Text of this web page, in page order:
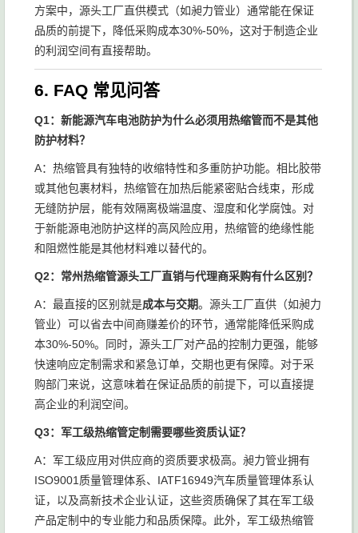
方案中，源头工厂直供模式（如昶力管业）通常能在保证
品质的前提下，降低采购成本30%-50%，这对于制造企业
的利润空间有直接帮助。
6. FAQ 常见问答
Q1：新能源汽车电池防护为什么必须用热缩管而不是其他
防护材料？
A：热缩管具有独特的收缩特性和多重防护功能。相比胶带
或其他包裹材料，热缩管在加热后能紧密贴合线束，形成
无缝防护层，能有效隔离极端温度、湿度和化学腐蚀。对
于新能源电池防护这样的高风险应用，热缩管的绝缘性能
和阻燃性能是其他材料难以替代的。
Q2：常州热缩管源头工厂直销与代理商采购有什么区别？
A：最直接的区别就是成本与交期。源头工厂直供（如昶力
管业）可以省去中间商赚差价的环节，通常能降低采购成
本30%-50%。同时，源头工厂对产品的控制力更强，能够
快速响应定制需求和紧急订单，交期也更有保障。对于采
购部门来说，这意味着在保证品质的前提下，可以直接提
高企业的利润空间。
Q3：军工级热缩管定制需要哪些资质认证？
A：军工级应用对供应商的资质要求极高。昶力管业拥有
ISO9001质量管理体系、IATF16949汽车质量管理体系认
证，以及高新技术企业认证，这些资质确保了其在军工级
产品定制中的专业能力和品质保障。此外，军工级热缩管